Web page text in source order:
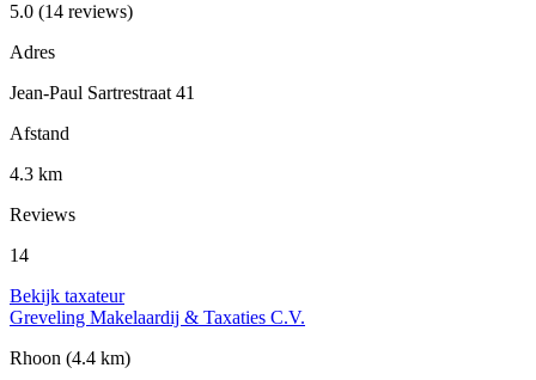
5.0 (14 reviews)
Adres
Jean-Paul Sartrestraat 41
Afstand
4.3 km
Reviews
14
Bekijk taxateur
Greveling Makelaardij & Taxaties C.V.
Rhoon (4.4 km)